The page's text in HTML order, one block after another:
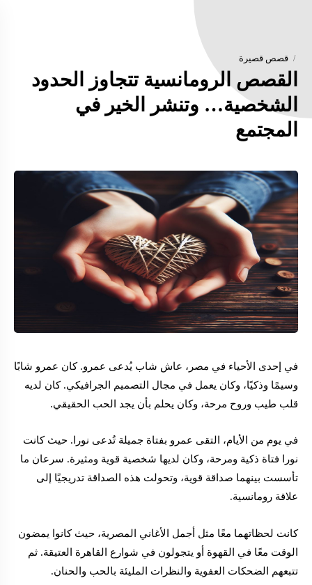
قصص قصيرة
القصص الرومانسية تتجاوز الحدود
الشخصية… وتنشر الخير في
المجتمع
في إحدى الأحياء في مصر، عاش شاب يُدعى عمرو. كان عمرو شابًا
وسيمًا وذكيًا، وكان يعمل في مجال التصميم الجرافيكي. كان لديه
قلب طيب وروح مرحة، وكان يحلم بأن يجد الحب الحقيقي.
في يوم من الأيام، التقى عمرو بفتاة جميلة تُدعى نورا. حيث كانت
نورا فتاة ذكية ومرحة، وكان لديها شخصية قوية ومثيرة. سرعان ما
تأسست بينهما صداقة قوية، وتحولت هذه الصداقة تدريجيًا إلى
علاقة رومانسية.
كانت لحظاتهما معًا مثل أجمل الأغاني المصرية، حيث كانوا يمضون
الوقت معًا في القهوة أو يتجولون في شوارع القاهرة العتيقة. ثم
تتبعهم الضحكات العفوية والنظرات المليئة بالحب والحنان.